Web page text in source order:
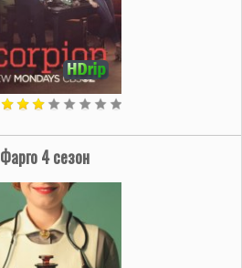
Фарго 4 сезон